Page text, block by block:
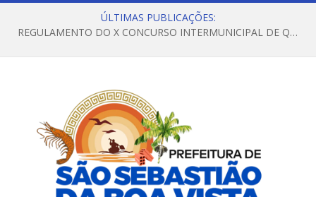
ÚLTIMAS PUBLICAÇÕES:
REGULAMENTO DO X CONCURSO INTERMUNICIPAL DE QUADRILHAS JUNINAS – 2026 – ARRAIÁ DA VENEZA